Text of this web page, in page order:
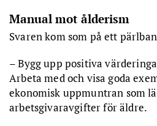
Manual mot ålderism
Svaren kom som på ett
– Bygg upp positiva
Arbeta med och visa goda
ekonomisk uppmuntran som
arbetsgivaravgifter för äldre.